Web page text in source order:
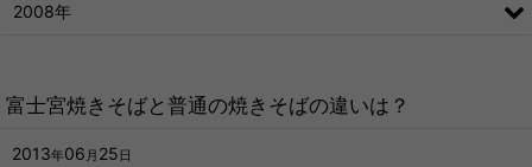
富士宮焼きそばと普通の焼きそばの違いは？
2013年06 月 25 日
2008年